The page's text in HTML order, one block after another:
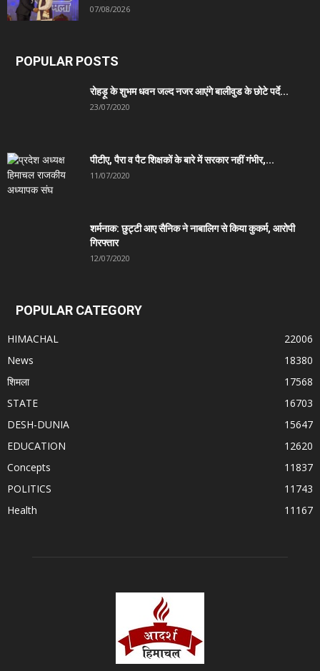
07/08/2026
POPULAR POSTS
रोहड़ू के शुभम धवन जल्द नजर आएंगे बालीवुड के छोटे पर्दे...
23/07/2020
पीटीए, पैरा व पैट शिक्षकों के बारे में सरकार नहीं गंभीर,...
11/07/2020
शर्मनाक: छुट्टी आए सैनिक ने नाबालिग से किया कुकर्म, आरोपी
गिरफ्तार
12/07/2020
POPULAR CATEGORY
HIMACHAL
22006
News
18380
शिमला
17568
STATE
16703
DESH-DUNIA
15647
EDUCATION
12620
Concepts
11837
POLITICS
11743
Health
11167